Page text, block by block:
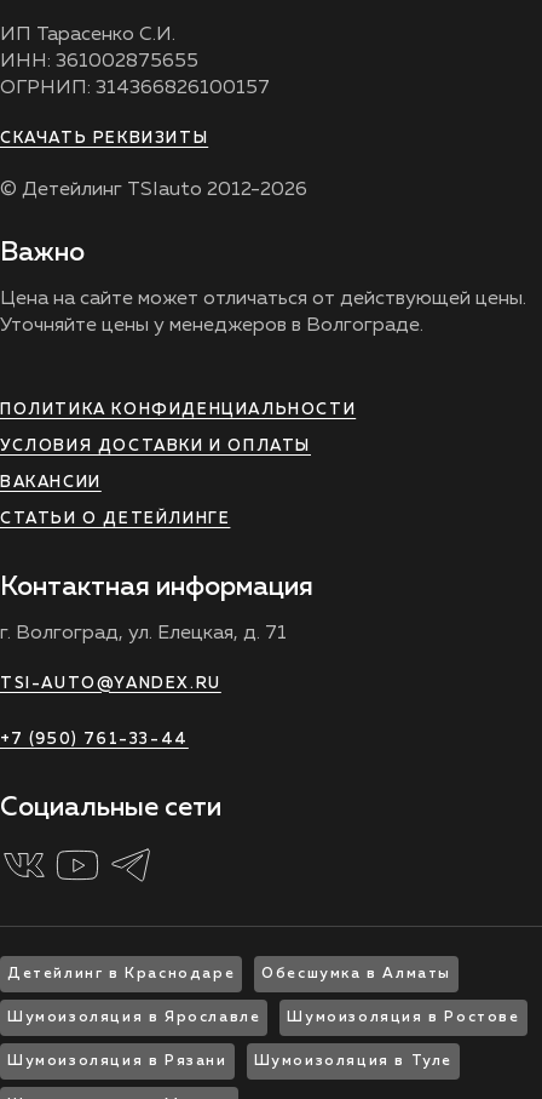
ИП Тарасенко С.И.
ИНН: 361002875655
ОГРНИП: 314366826100157
СКАЧАТЬ РЕКВИЗИТЫ
© Детейлинг TSIauto 2012-2026
Важно
Цена на сайте может отличаться от действующей цены.
Уточняйте цены у менеджеров в Волгограде.
ПОЛИТИКА КОНФИДЕНЦИАЛЬНОСТИ
УСЛОВИЯ ДОСТАВКИ И ОПЛАТЫ
ВАКАНСИИ
СТАТЬИ О ДЕТЕЙЛИНГЕ
Контактная информация
г. Волгоград, ул. Елецкая, д. 71
TSI-AUTO@YANDEX.RU
+7 (950) 761-33-44
Социальные сети
Детейлинг в Краснодаре Обесшумка в Алматы
Шумоизоляция в Ярославле Шумоизоляция в Ростове
Шумоизоляция в Рязани Шумоизоляция в Туле